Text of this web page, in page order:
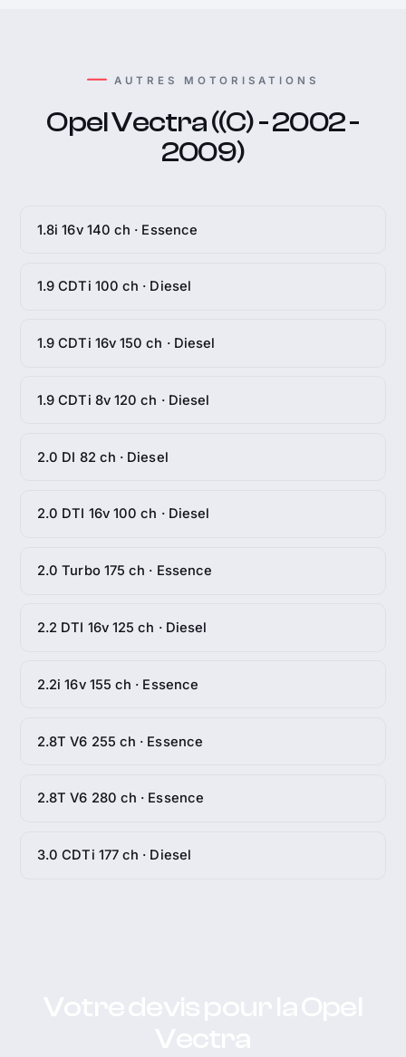
AUTRES MOTORISATIONS
Opel Vectra ((C) - 2002 -
2009)
1.8i 16v 140 ch · Essence
1.9 CDTi 100 ch · Diesel
1.9 CDTi 16v 150 ch · Diesel
1.9 CDTi 8v 120 ch · Diesel
2.0 DI 82 ch · Diesel
2.0 DTI 16v 100 ch · Diesel
2.0 Turbo 175 ch · Essence
2.2 DTI 16v 125 ch · Diesel
2.2i 16v 155 ch · Essence
2.8T V6 255 ch · Essence
2.8T V6 280 ch · Essence
3.0 CDTi 177 ch · Diesel